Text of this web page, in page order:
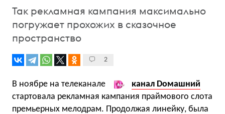
Так рекламная кампания максимально
погружает прохожих в сказочное
пространство
2
В ноябре на телеканале
канал Dомашний
стартовала рекламная кампания праймового слота
премьерных мелодрам. Продолжая линейку, была